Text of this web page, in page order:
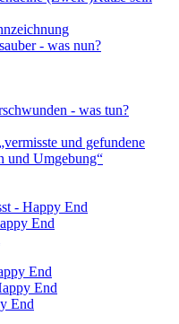
- was nun?
- was tun?
und gefundene
und Umgebung“
- Happy End
End
End
End
End